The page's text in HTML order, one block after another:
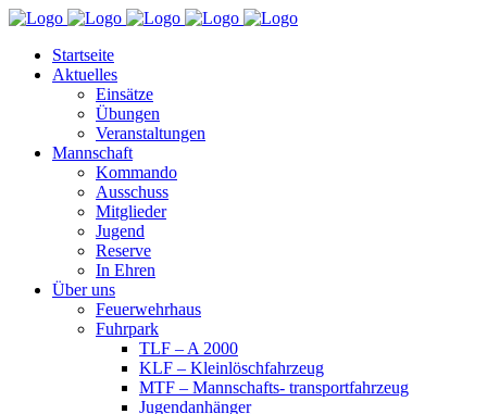
Startseite
Aktuelles
Einsätze
Übungen
Veranstaltungen
Mannschaft
Kommando
Ausschuss
Mitglieder
Jugend
Reserve
In Ehren
Über uns
Feuerwehrhaus
Fuhrpark
TLF – A 2000
KLF – Kleinlöschfahrzeug
MTF – Mannschafts- transportfahrzeug
Jugendanhänger